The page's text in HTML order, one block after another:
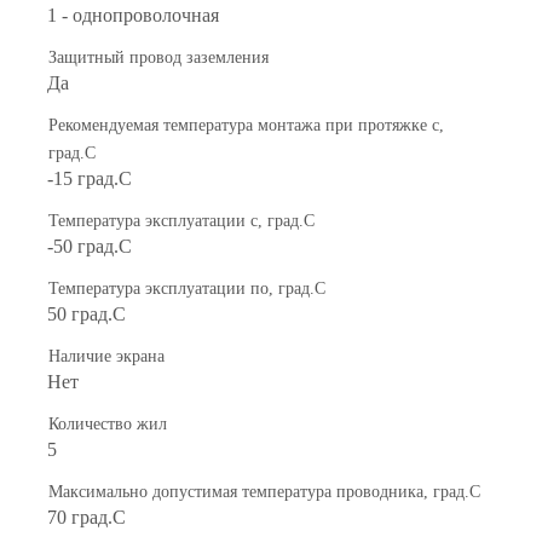
1 - однопроволочная
Защитный провод заземления
Да
Рекомендуемая температура монтажа при протяжке с,
град.C
-15 град.C
Температура эксплуатации с, град.C
-50 град.C
Температура эксплуатации по, град.C
50 град.C
Наличие экрана
Нет
Количество жил
5
Максимально допустимая температура проводника, град.C
70 град.C